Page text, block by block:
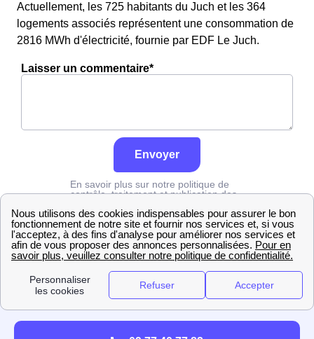
Actuellement, les 725 habitants du Juch et les 364
logements associés représentent une consommation de
2816 MWh d'électricité, fournie par EDF Le Juch.
Laisser un commentaire*
Envoyer
En savoir plus sur notre politique de
contrôle, traitement et publication des
Edf Finistère Le Juch